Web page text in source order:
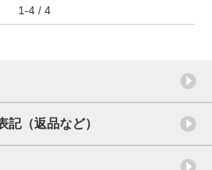
1-4 / 4
記（返品など）